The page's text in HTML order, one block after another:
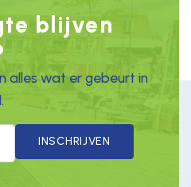
blijven
alles wat er gebeurt in
INSCHRIJVEN